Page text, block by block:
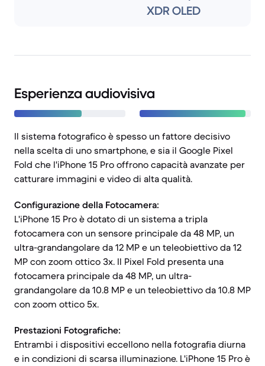
XDR OLED
Esperienza audiovisiva
Il sistema fotografico è spesso un fattore decisivo
nella scelta di uno smartphone, e sia il Google Pixel
Fold che l'iPhone 15 Pro offrono capacità avanzate per
catturare immagini e video di alta qualità.
Configurazione della Fotocamera:
L'iPhone 15 Pro è dotato di un sistema a tripla
fotocamera con un sensore principale da 48 MP, un
ultra-grandangolare da 12 MP e un teleobiettivo da 12
MP con zoom ottico 3x. Il Pixel Fold presenta una
fotocamera principale da 48 MP, un ultra-
grandangolare da 10.8 MP e un teleobiettivo da 10.8 MP
con zoom ottico 5x.
Prestazioni Fotografiche:
Entrambi i dispositivi eccellono nella fotografia diurna
e in condizioni di scarsa illuminazione. L'iPhone 15 Pro è